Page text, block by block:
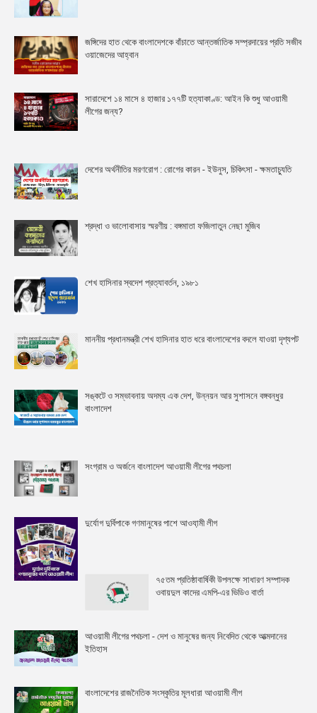
জঙ্গিদের হাত থেকে বাংলাদেশকে বাঁচাতে আন্তর্জাতিক সম্প্রদায়ের প্রতি সজীব
ওয়াজেদের আহ্বান
সারাদেশে ১৪ মাসে ৪ হাজার ১৭৭টি হত্যাকাণ্ড: আইন কি শুধু আওয়ামী
লীগের জন্য?
দেশের অর্থনীতির মরণরোগ : রোগের কারন - ইউনুস, চিকিৎসা - ক্ষমতাচ্যুতি
শ্রদ্ধা ও ভালোবাসায় স্মরণীয় : বঙ্গমাতা ফজিলাতুন নেছা মুজিব
শেখ হাসিনার স্বদেশ প্রত্যাবর্তন, ১৯৮১
মাননীয় প্রধানমন্ত্রী শেখ হাসিনার হাত ধরে বাংলাদেশের বদলে যাওয়া দৃশ্যপট
সঙ্কটে ও সম্ভাবনায় অদম্য এক দেশ, উন্নয়ন আর সুশাসনে বঙ্গবন্ধুর
বাংলাদেশ
সংগ্রাম ও অর্জনে বাংলাদেশ আওয়ামী লীগের পথচলা
দুর্যোগ দুর্বিপাকে গণমানুষের পাশে আওযা়মী লীগ
৭৫তম প্রতিষ্ঠাবার্ষিকী উপলক্ষে সাধারণ সম্পাদক
ওবায়দুল কাদের এমপি-এর ভিডিও বার্তা
আওয়ামী লীগের পথচলা - দেশ ও মানুষের জন্য নিবেদিত থেকে আত্মদানের
ইতিহাস
বাংলাদেশের রাজনৈতিক সংস্কৃতির মূলধারা আওয়ামী লীগ